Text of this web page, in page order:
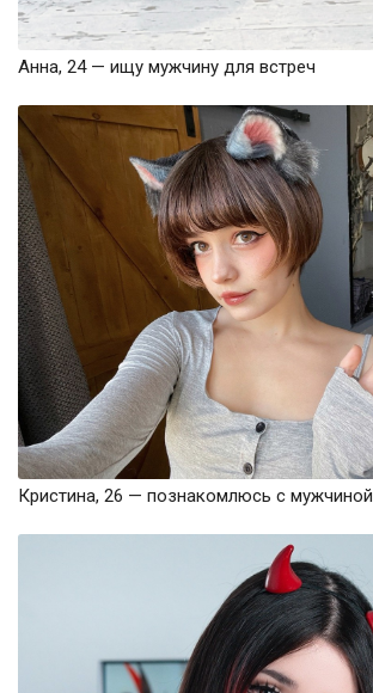
Анна, 24 — ищу мужчину для встреч
Кристина, 26 — познакомлюсь с мужчиной